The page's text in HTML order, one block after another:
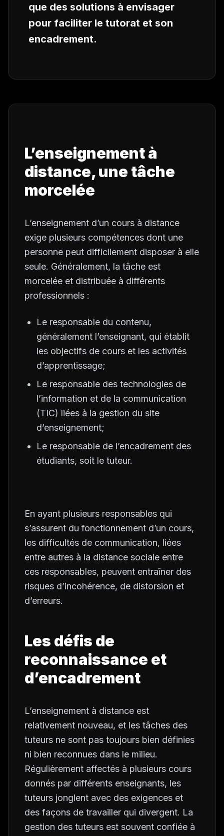
que des solutions à envisager
pour faciliter le tutorat et son
encadrement.
L’enseignement à
distance, une tâche
morcelée
L’enseignement d’un cours à distance
exige plusieurs compétences dont une
personne peut difficilement disposer à elle
seule. Généralement, la tâche est
morcelée et distribuée à différents
professionnels :
Le responsable du contenu,
généralement l’enseignant, qui établit
les objectifs de cours et les activités
d’apprentissage;
Le responsable des technologies de
l’information et de la communication
(TIC) liées à la gestion du site
d’enseignement;
Le responsable de l’encadrement des
étudiants, soit le tuteur.
En ayant plusieurs responsables qui
s’assurent du fonctionnement d’un cours,
les difficultés de communication, liées
entre autres à la distance sociale entre
ces responsables, peuvent entraîner des
risques d’incohérence, de distorsion et
d’erreurs.
Les défis de
reconnaissance et
d’encadrement
L’enseignement à distance est
relativement nouveau, et les tâches des
tuteurs ne sont pas toujours bien définies
ni bien reconnues dans le milieu.
Régulièrement affectés à plusieurs cours
donnés par différents enseignants, les
tuteurs jonglent avec des exigences et
des façons de travailler qui divergent. La
gestion des tuteurs est souvent confiée à